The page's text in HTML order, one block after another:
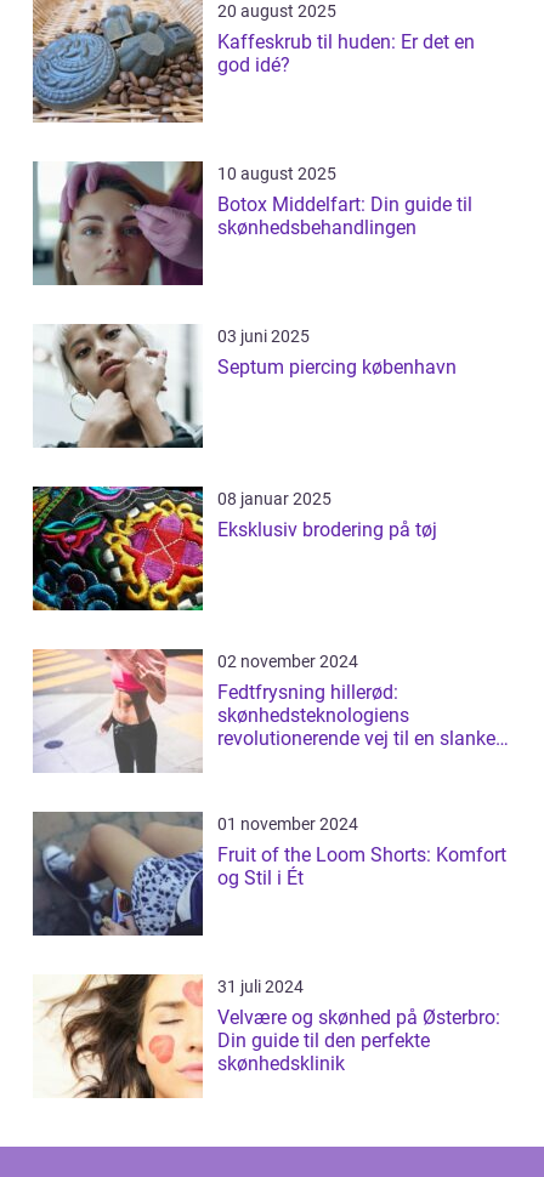
20 august 2025
Kaffeskrub til huden: Er det en
god idé?
10 august 2025
Botox Middelfart: Din guide til
skønhedsbehandlingen
03 juni 2025
Septum piercing københavn
08 januar 2025
Eksklusiv brodering på tøj
02 november 2024
Fedtfrysning hillerød:
skønhedsteknologiens
revolutionerende vej til en slankere
01 november 2024
Fruit of the Loom Shorts: Komfort
og Stil i Ét
31 juli 2024
Velvære og skønhed på Østerbro:
Din guide til den perfekte
skønhedsklinik